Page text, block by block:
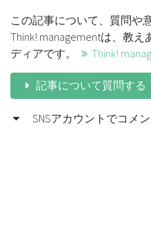
この記事について、質問や
Think! managementは、教
ディアです。
Think!
記事について質問する
SNSアカウントでコメン